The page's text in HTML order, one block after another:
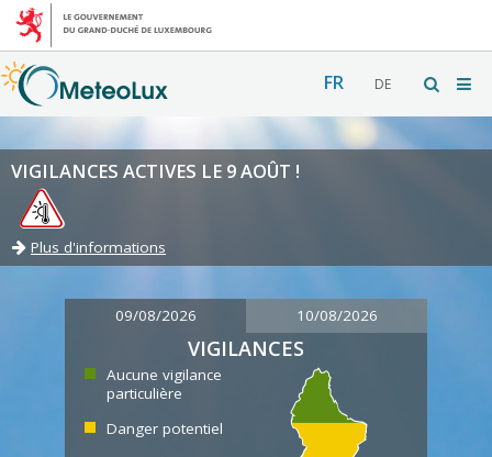
FR DE
VIGILANCES ACTIVES LE 9 AOÛT !
Plus d'informations
09/08/2026 10/08/2026
VIGILANCES
Aucune vigilance
particulière
Danger potentiel